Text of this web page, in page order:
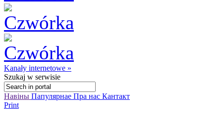
Kanały internetowe »
Szukaj w serwisie
Навіны Папулярнае Пра нас Кантакт
Print